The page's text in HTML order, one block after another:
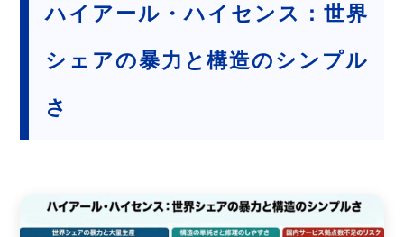
ハイアール・ハイセンス：世界
シェアの暴力と構造のシンプル
さ